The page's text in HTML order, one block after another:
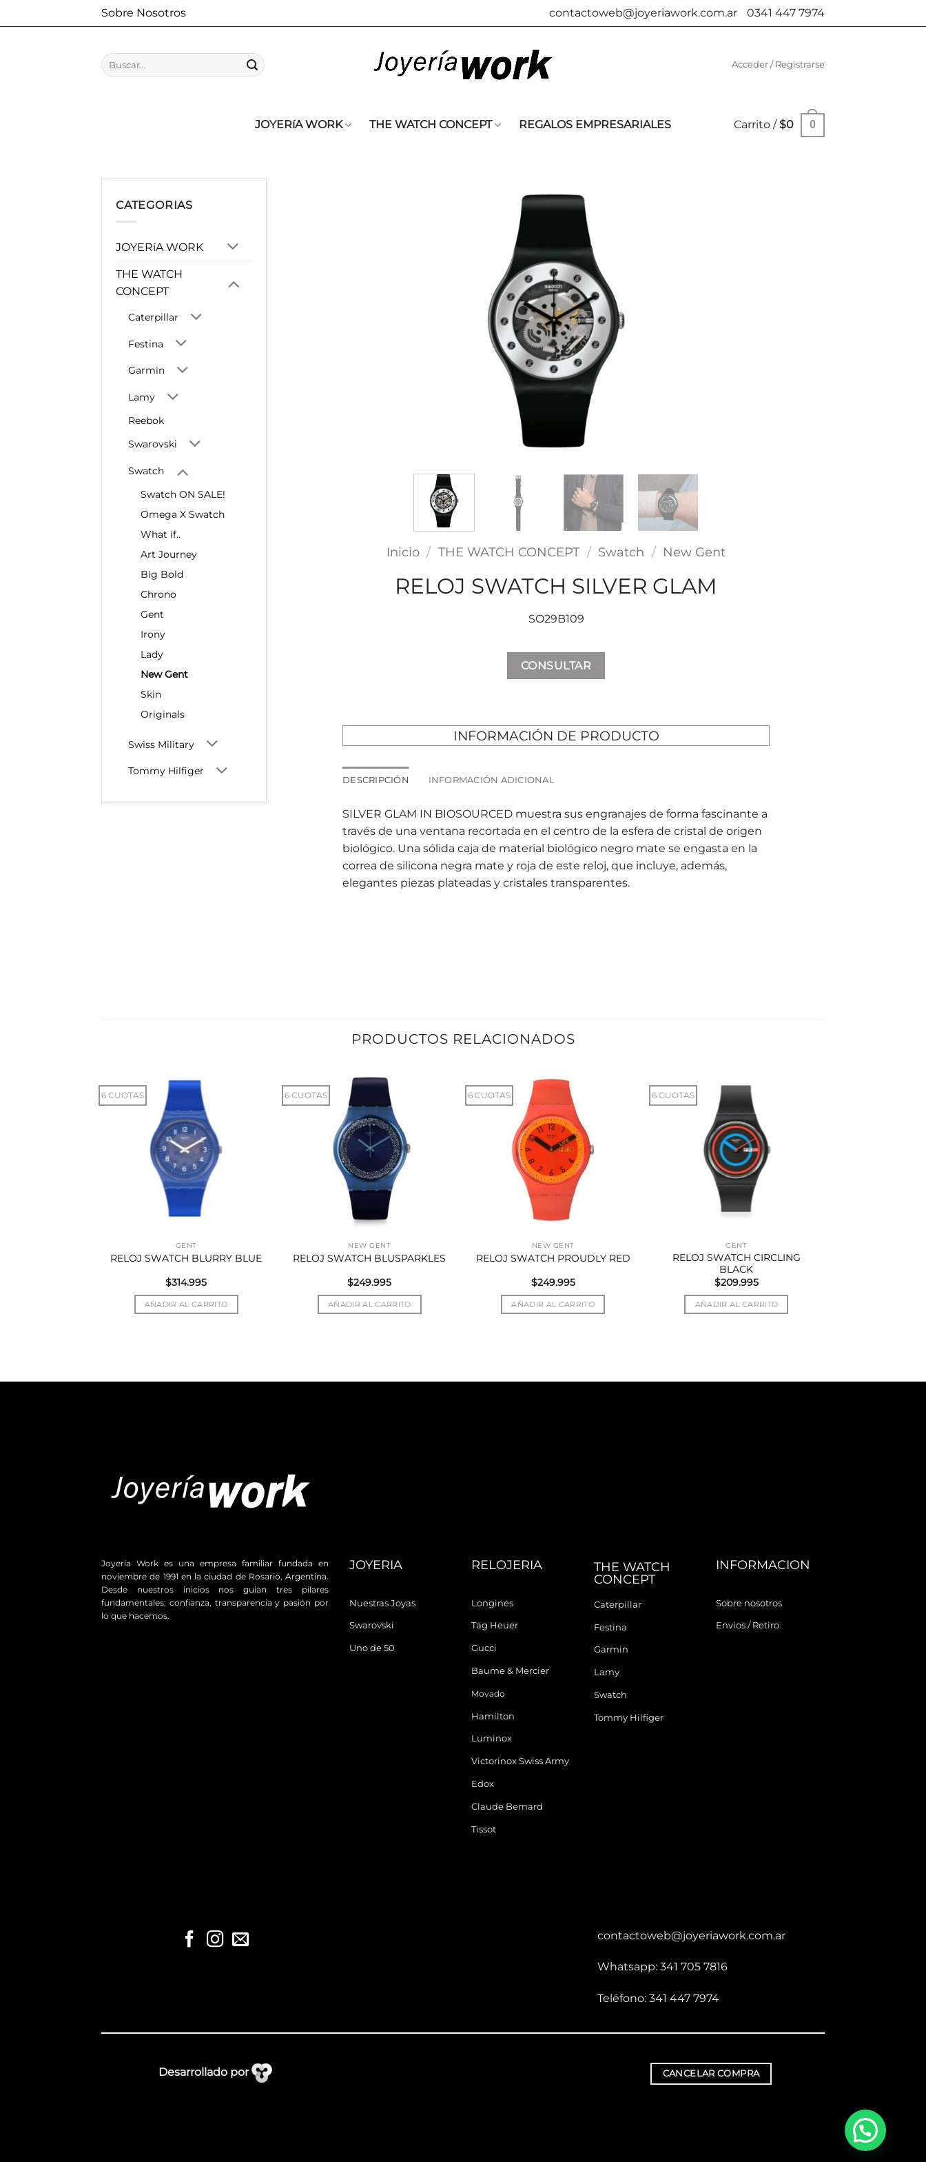
al
Sobre Nosotros contactoweb@joyeriawork.com.ar 0341 447 7974
Buscar
por:
Acceder / Registrarse
JOYERíA WORK THE WATCH CONCEPT REGALOS EMPRESARIALES Carrito /$0 0
CATEGORIAS
JOYERíA WORK
THE WATCH
CONCEPT
Caterpillar
Festina
Garmin
Lamy
Reebok
Swarovski
Swatch
Swatch ON SALE!
Omega X Swatch
What if..
Art Journey
Big Bold
Chrono
Gent
Irony
Lady
New Gent
Skin
Originals
Swiss Military
Tommy Hilfiger
Inicio / THE WATCH CONCEPT / Swatch / New Gent
RELOJ SWATCH SILVER GLAM
SO29B109
CONSULTAR
INFORMACIÓN DE PRODUCTO
DESCRIPCIÓN INFORMACIÓN ADICIONAL
SILVER GLAM IN BIOSOURCED muestra sus engranajes de forma fascinante a
través de una ventana recortada en el centro de la esfera de cristal de origen
biológico. Una sólida caja de material biológico negro mate se engasta en la
correa de silicona negra mate y roja de este reloj, que incluye, además,
elegantes piezas plateadas y cristales transparentes.
PRODUCTOS RELACIONADOS
6 CUOTAS
GENT
RELOJ SWATCH BLURRY BLUE
$314.995
AÑADIR AL CARRITO
6 CUOTAS
NEW GENT
RELOJ SWATCH BLUSPARKLES
$249.995
AÑADIR AL CARRITO
6 CUOTAS
NEW GENT
RELOJ SWATCH PROUDLY RED
$249.995
AÑADIR AL CARRITO
6 CUOTAS
GENT
RELOJ SWATCH CIRCLING
BLACK
$209.995
AÑADIR AL CARRITO
Joyería Work es una empresa familiar fundada en
noviembre de 1991 en la ciudad de Rosario, Argentina.
Desde nuestros inicios nos guian tres pilares
fundamentales; confianza, transparencia y pasión por
lo que hacemos.
JOYERIA
Nuestras Joyas
Swarovski
Uno de 50
RELOJERIA
Longines
Tag Heuer
Gucci
Baume & Mercier
Movado
Hamilton
Luminox
Victorinox Swiss Army
Edox
Claude Bernard
Tissot
THE WATCH
CONCEPT
Caterpillar
Festina
Garmin
Lamy
Swatch
Tommy Hilfiger
INFORMACION
Sobre nosotros
Envios / Retiro
contactoweb@joyeriawork.com.ar
Whatsapp: 341 705 7816
Teléfono: 341 447 7974
Desarrollado por CANCELAR COMPRA